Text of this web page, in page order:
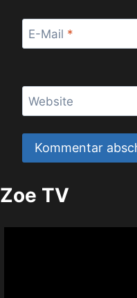
E-Mail *
Website
Zoe TV